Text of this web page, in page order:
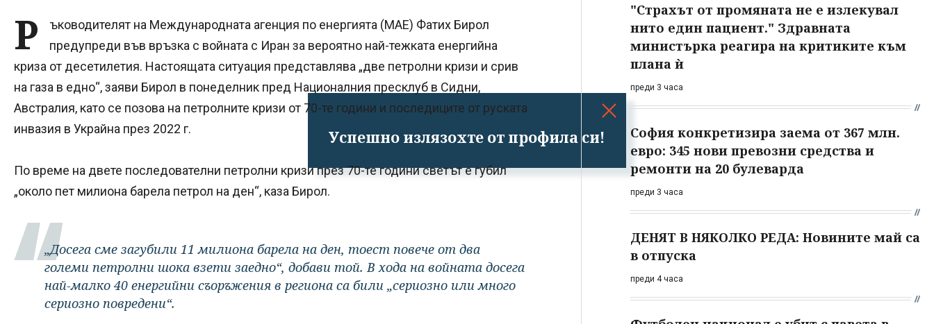
Успешно излязохте от профила си!
Р
ъководителят на Международната агенция по енергията (МАЕ) Фатих Бирол
предупреди във връзка с войната с Иран за вероятно най-тежката енергийна
криза от десетилетия. Настоящата ситуация представлява „две петролни кризи и срив
на газа в едно“, заяви Бирол в понеделник пред Националния пресклуб в Сидни,
Австралия, като се позова на петролните кризи от 70-те години и последиците от руската
инвазия в Украйна през 2022 г.
По време на двете последователни петролни кризи през 70-те години светът е губил
„около пет милиона барела петрол на ден“, каза Бирол.
„Досега сме загубили 11 милиона барела на ден, тоест повече от два
големи петролни шока взети заедно“, добави той. В хода на войната досега
най-малко 40 енергийни съоръжения в региона са били „сериозно или много
сериозно повредени“.
"Страхът от промяната не е излекувал
нито един пациент." Здравната
министърка реагира на критиките към
плана ѝ
преди 3 часа
София конкретизира заема от 367 млн.
евро: 345 нови превозни средства и
ремонти на 20 булеварда
преди 3 часа
ДЕНЯТ В НЯКОЛКО РЕДА: Новините май са
в отпуска
преди 4 часа